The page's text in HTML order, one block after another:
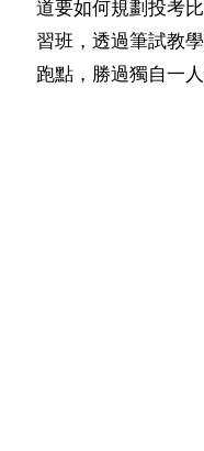
道要如何規劃投考
習班，透過筆試教
跑點，勝過獨自一人